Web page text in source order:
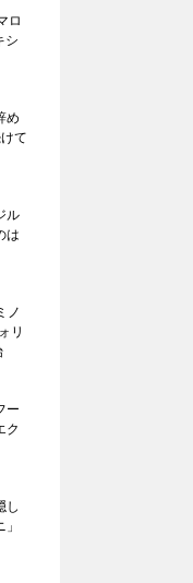
ロ
シ
め
て
ル
は
ノ
リ
ー
ク
し